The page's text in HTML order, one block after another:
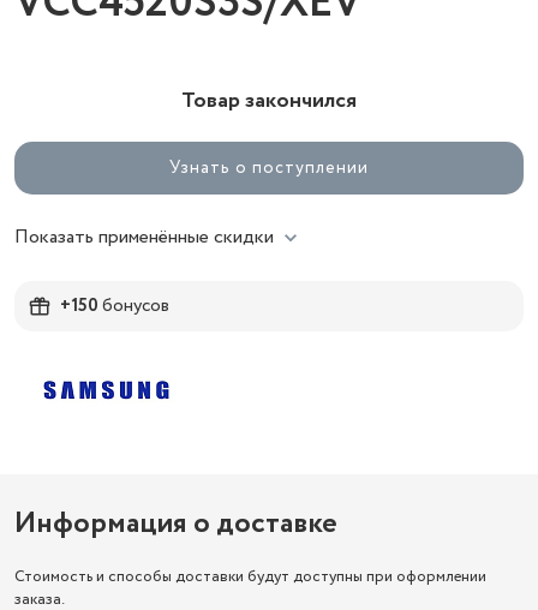
Товар закончился
Узнать о поступлении
Показать применённые скидки
+150бонусов
Информация о доставке
Стоимость и способы доставки будут доступны при оформлении
заказа.